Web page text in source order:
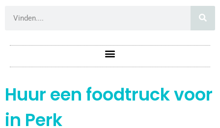
Huur een foodtruck voor
in Perk